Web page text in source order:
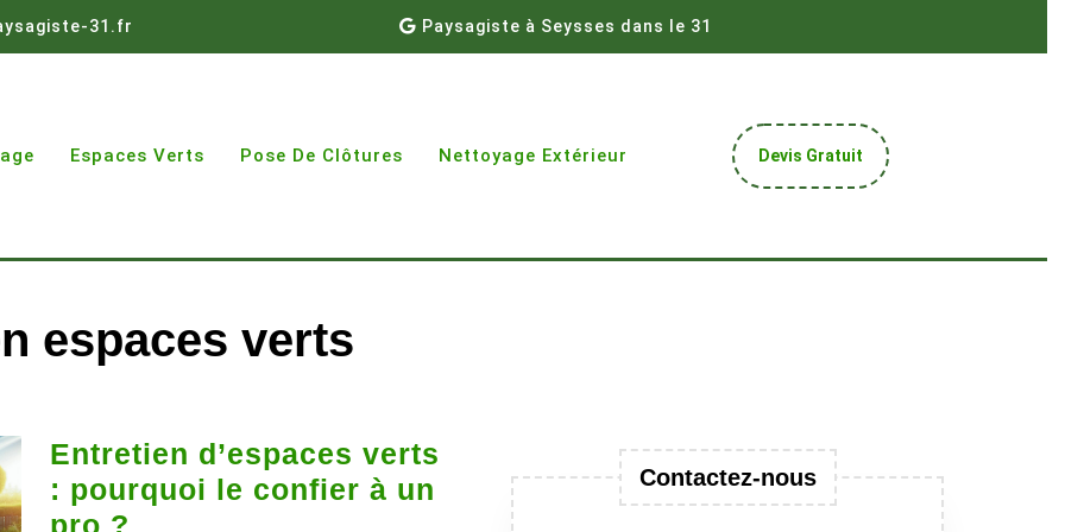
31.fr Paysagiste à Seysses dans le 31
Espaces Verts Pose De Clôtures Nettoyage Extérieur Devis Gratuit Get
A
espaces verts
Entretien d’espaces verts
: pourquoi le confier à un
pro ?
Contactez-nous